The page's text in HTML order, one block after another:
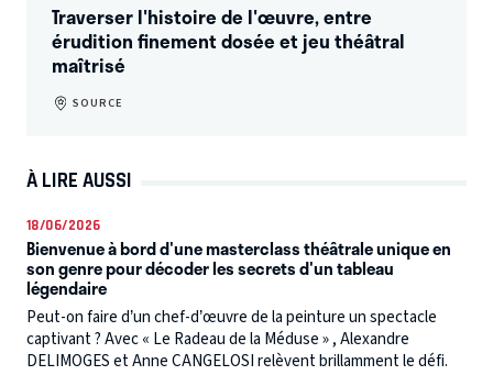
Traverser l'histoire de l'œuvre, entre
érudition finement dosée et jeu théâtral
maîtrisé
SOURCE
À LIRE AUSSI
18/06/2026
Bienvenue à bord d'une masterclass théâtrale unique en
son genre pour décoder les secrets d'un tableau
légendaire
Peut-on faire d’un chef-d’œuvre de la peinture un spectacle
captivant ? Avec « Le Radeau de la Méduse » , Alexandre
DELIMOGES et Anne CANGELOSI relèvent brillamment le défi.